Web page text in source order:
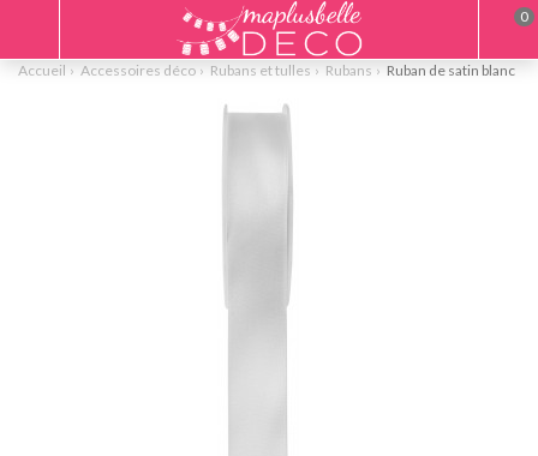
Accueil Accessoires déco Rubans et tulles Rubans Ruban de satin blanc
0